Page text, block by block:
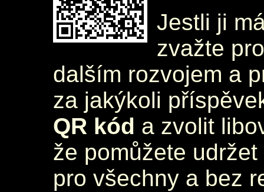
Jestli ji
zvažte
dalším rozvojem a
za jakýkoli
QR kód a zvolit
že pomůžete
pro všechny a bez